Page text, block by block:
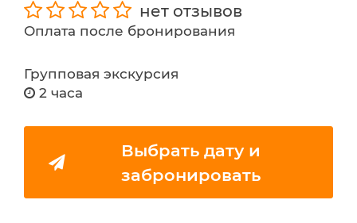
нет отзывов
Оплата после бронирования
Групповая экскурсия
2 часа
Выбрать дату и
забронировать